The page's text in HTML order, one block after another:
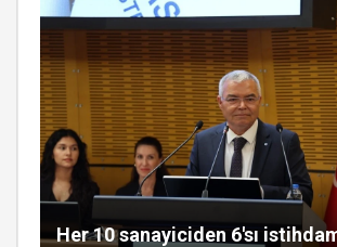
Her 10 sanayiciden 6'sı